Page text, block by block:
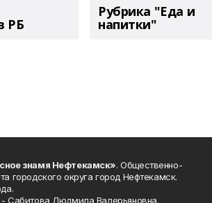
РБ
Рубрика "Еда и
напитки"
знамя Нефтекамск». Общественно-
городского округа город Нефтекамск.
- Сабитова Людмила Валерьяновна.